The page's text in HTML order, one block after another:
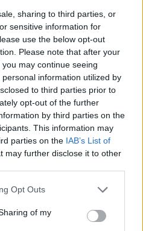
sharing to third parties, or
sensitive information for
use the below opt-out
Please note that after your
may continue seeing
information utilized by
to third parties prior to
opt-out of the further
by third parties on the
This information may
parties on the IAB’s List of
may further disclose it to other
uses one or more Google
behaviour. You may click to
and its third-party tags to
Opt Outs
of my